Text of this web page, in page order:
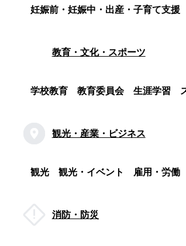
妊娠前・妊娠中・出産・子育て支援
教育・文化・スポーツ
学校教育 教育委員会 生涯学習
観光・産業・ビジネス
観光 観光・イベント 雇用・労働
消防・防災